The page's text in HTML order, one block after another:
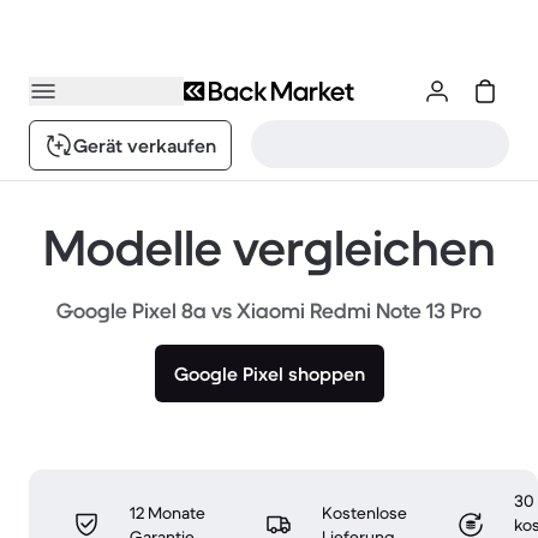
Gerät verkaufen
Modelle vergleichen
Google Pixel 8a vs Xiaomi Redmi Note 13 Pro
Google Pixel shoppen
12 Monate
Kostenlose
30